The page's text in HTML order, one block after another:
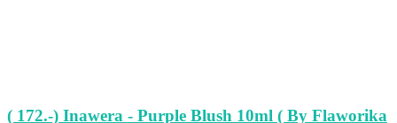
( 172.-) Inawera - Purple Blush 10ml ( By Flaworika